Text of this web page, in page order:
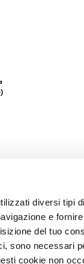
diversi tipi
e
del tuo
sono necessari
cookie non
Ti imolo App